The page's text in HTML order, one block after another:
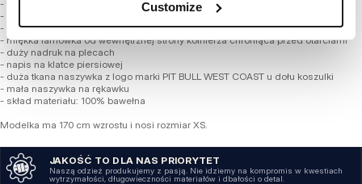
Customize
- taliowany krój dopasowany do kobiecej sylwetki
- klasyczny okrągły dekolt
- T-Shirt wykonany z najwyższej jakości bawełny o gramaturze 190 g/m2
- miękka lamówka od wewnętrznej strony kołnierza chroniąca przed otarciami
- duży nadruk na plecach
- napis na klatce piersiowej
- duża tkana naszywka z logo marki PIT BULL WEST COAST u dołu koszulki
- mała naszywka na rękawku
- skład materiału: 100% bawełna
Modelka ma 170 cm wzrostu i nosi rozmiar XS.
JAKOŚĆ TO DLA NAS PRIORYTET
Naszą odzież produkujemy z pasją. Nie idziemy na kompromis w kwestiach
wytrzymałości, długowieczności materiałów i dbałości o detal.